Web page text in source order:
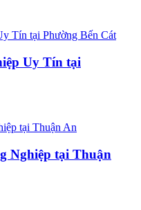
Uy Tín tại
Nghiệp tại Thuận